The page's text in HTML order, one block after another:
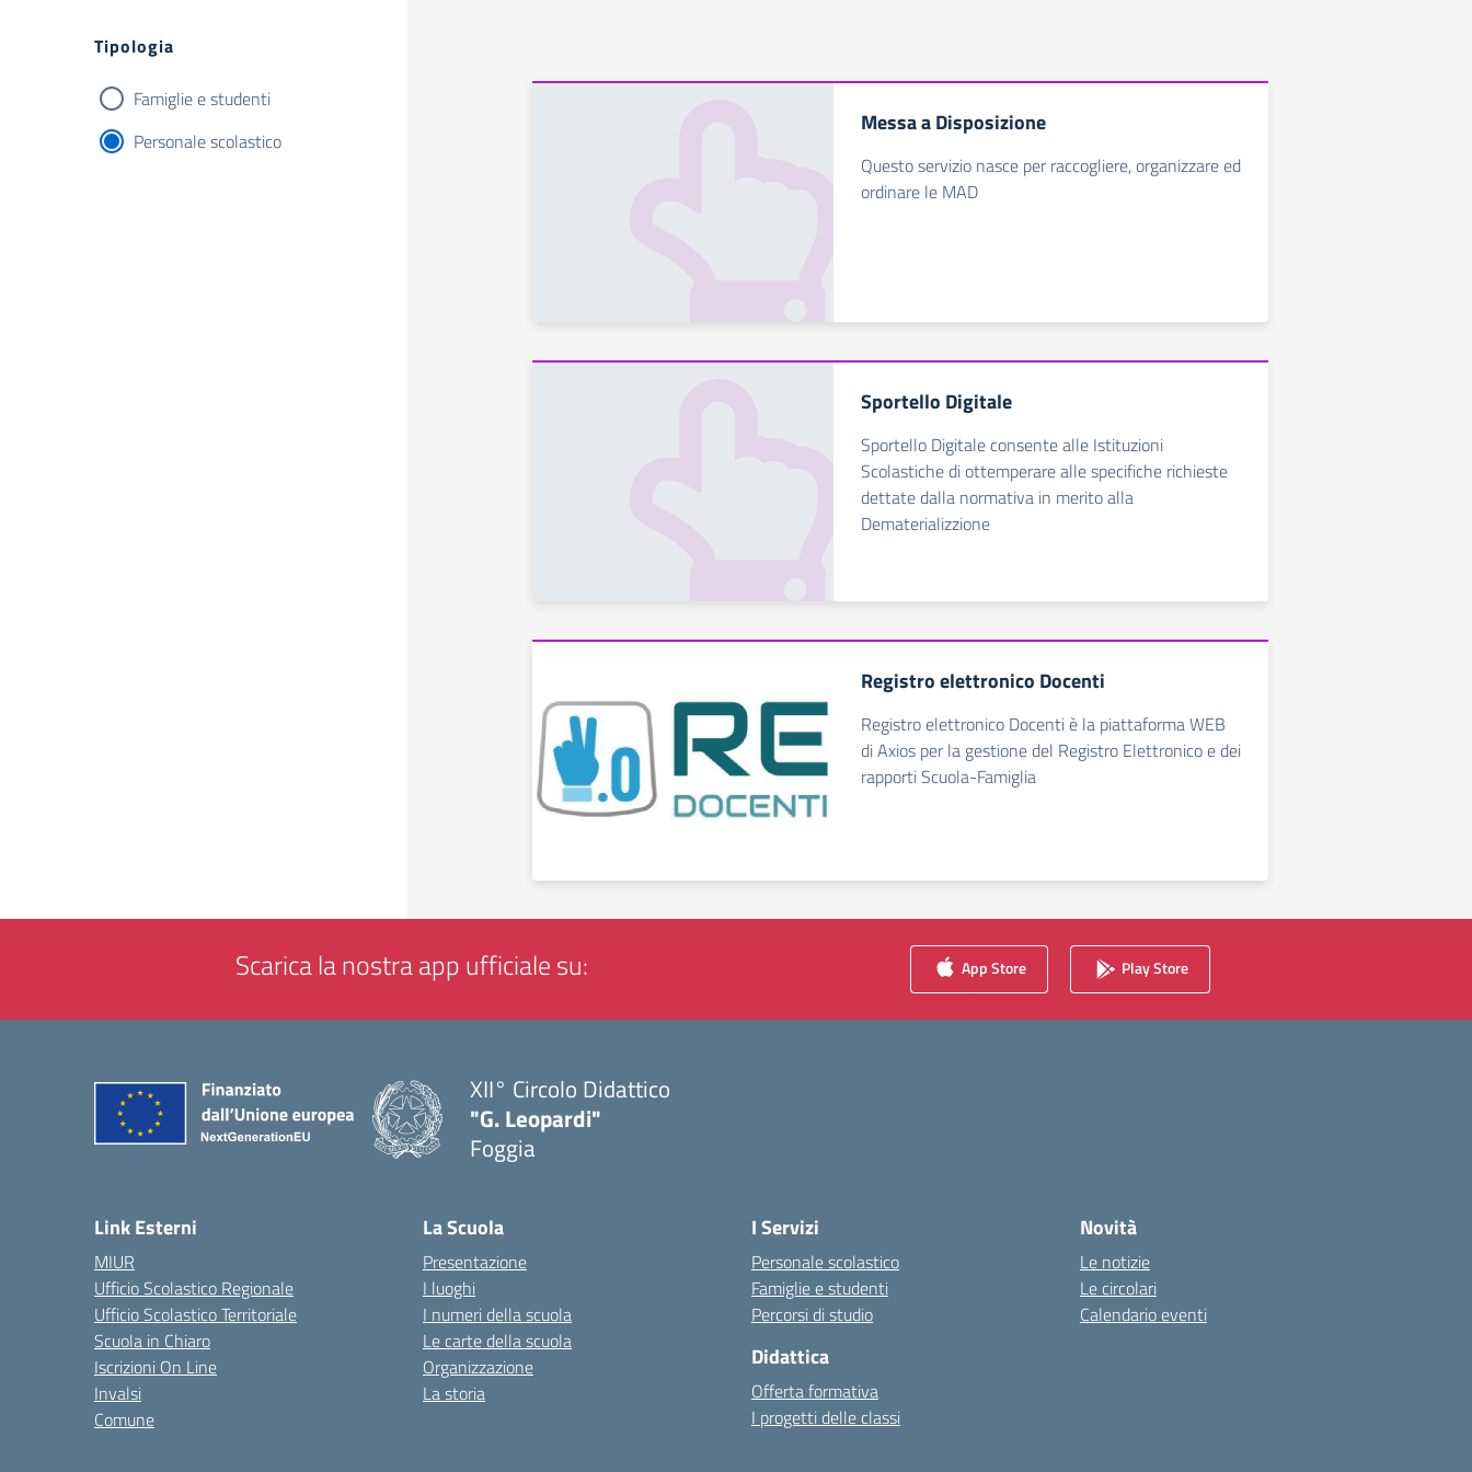
Filtri
Tipologia
Famiglie e studenti
Personale scolastico
Messa a Disposizione
Questo servizio nasce per raccogliere, organizzare ed
ordinare le MAD
Sportello Digitale
Sportello Digitale consente alle Istituzioni
Scolastiche di ottemperare alle specifiche richieste
dettate dalla normativa in merito alla
Dematerializzione
Registro elettronico Docenti
Registro elettronico Docenti è la piattaforma WEB
di Axios per la gestione del Registro Elettronico e dei
rapporti Scuola-Famiglia
Scarica la nostra app ufficiale su: App Store Play Store
XII° Circolo Didattico
"G. Leopardi"
Foggia
Link Esterni
MIUR
Ufficio Scolastico Regionale
Ufficio Scolastico Territoriale
Scuola in Chiaro
Iscrizioni On Line
Invalsi
Comune
La Scuola
Presentazione
I luoghi
I numeri della scuola
Le carte della scuola
Organizzazione
La storia
I Servizi
Personale scolastico
Famiglie e studenti
Percorsi di studio
Didattica
Offerta formativa
I progetti delle classi
Novità
Le notizie
Le circolari
Calendario eventi